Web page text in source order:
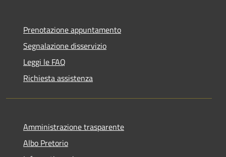
Prenotazione appuntamento
Segnalazione disservizio
Leggi le FAQ
Richiesta assistenza
Amministrazione trasparente
Albo Pretorio